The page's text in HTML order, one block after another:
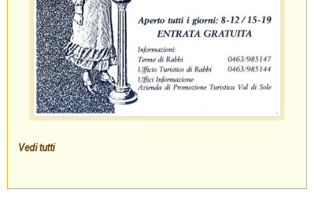
Vedi tutti